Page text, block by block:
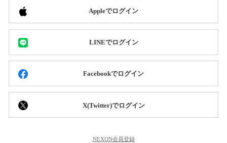
Appleでログイン
LINEでログイン
Facebookでログイン
X(Twitter)でログイン
NEXON会員登録